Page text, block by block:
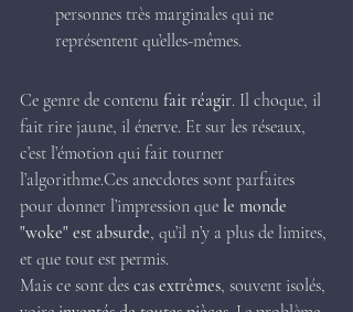
personnes très marginales qui ne
représentent qu’elles-mêmes.
Ce genre de contenu fait réagir. Il choque, il
fait rire jaune, il énerve. Et sur les réseaux,
c’est l’émotion qui fait tourner
l’algorithme.Ces anecdotes sont parfaites
pour donner l’impression que le monde
"woke" est absurde, qu’il n’y a plus de limites,
et que tout est permis.
Mais ce sont des cas extrêmes, souvent isolés,